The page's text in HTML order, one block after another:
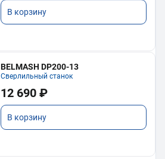
В корзину
BELMASH DP200-13
Сверлильный станок
12 690 ₽
В корзину